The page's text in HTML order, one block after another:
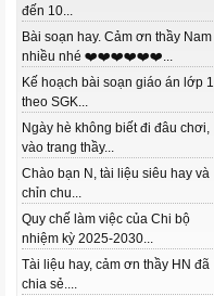
đến 10...
Bài soạn hay. Cảm ơn thầy Nam
nhiều nhé ❤️❤️❤️❤️❤️❤️...
Kế hoạch bài soạn giáo án lớp 1
theo SGK...
Ngày hè không biết đi đâu chơi,
vào trang thầy...
Chào bạn N, tài liệu siêu hay và
chỉn chu...
Quy chế làm việc của Chi bộ
nhiệm kỳ 2025-2030...
Tài liệu hay, cảm ơn thầy HN đã
chia sẻ....